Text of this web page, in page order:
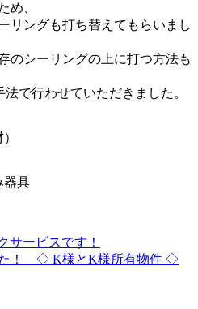
め、
リングも打ち替えてもらいまし
のシーリングの上に打つ方法も
で行わせていただきました。
器具
サービスです！
た！ ◇ K様とK様所有物件 ◇